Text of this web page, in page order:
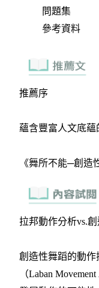
問題集
參考資料